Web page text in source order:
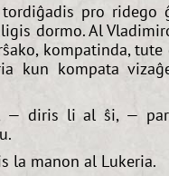
pro ridego
dormo. Al
kompatinda,
kun kompata
— diris li al ŝi, —
la manon al Lukeria.